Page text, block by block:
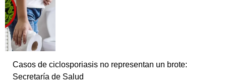
Casos de ciclosporiasis no representan un brote:
Secretaría de Salud